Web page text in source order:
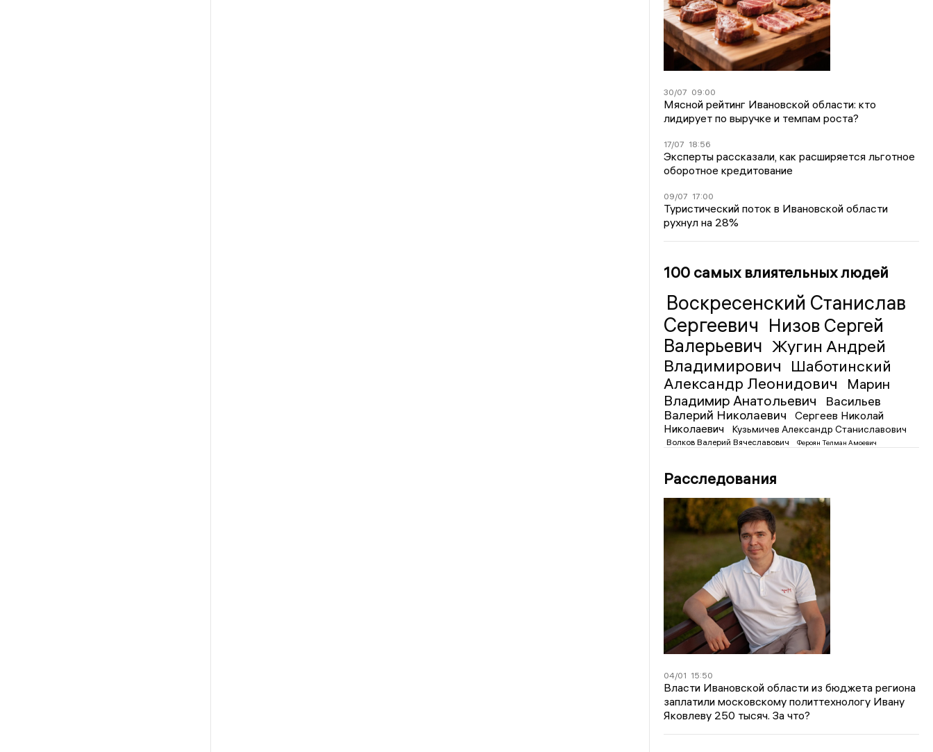
30/07 09:00
Мясной рейтинг Ивановской области: кто
лидирует по выручке и темпам роста?
17/07 18:56
Эксперты рассказали, как расширяется льготное
оборотное кредитование
09/07 17:00
Туристический поток в Ивановской области
рухнул на 28%
100 самых влиятельных людей
Воскресенский Станислав
Сергеевич Низов Сергей
Валерьевич Жугин Андрей
Владимирович
Шаботинский
Александр Леонидович
Марин
Владимир Анатольевич
Васильев
Валерий Николаевич
Сергеев Николай
Николаевич
Кузьмичев Александр Станиславович
Волков Валерий Вячеславович Фероян Телман Амоевич
Расследования
04/01 15:50
Власти Ивановской области из бюджета региона
заплатили московскому политтехнологу Ивану
Яковлеву 250 тысяч. За что?